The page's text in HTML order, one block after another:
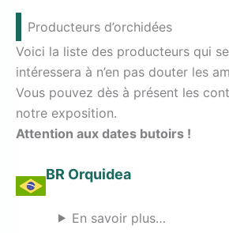
Producteurs d’orchidées
Voici la liste des producteurs qui
intéressera à n’en pas douter les
Vous pouvez dès à présent les
notre exposition.
Attention aux dates butoirs !
BR Orquidea
En savoir plus…